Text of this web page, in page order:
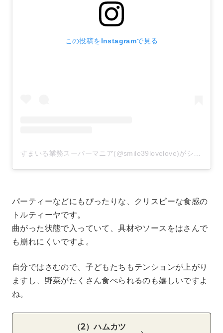
この投稿をInstagramで見る
すまいる業務スーパーマニア(@smile39lovelove)がシェアした投稿
パーティーなどにもぴったりな、クリスピーな食感の
トルティーヤです。
曲がった状態で入っていて、具材やソースをはさんで
も崩れにくいですよ。
自分ではさむので、子どもたちもテンションが上がり
ますし、野菜がたくさん食べられるのも嬉しいですよ
ね。
（2）ハムカツ